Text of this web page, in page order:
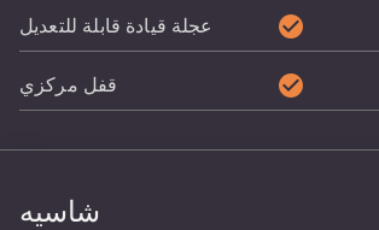
عجلة قيادة قابلة للتعديل check_circle
قفل مركزي check_circle
شاسيه